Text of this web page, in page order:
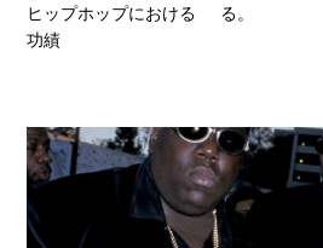
ヒップホップにおける
功績
る。